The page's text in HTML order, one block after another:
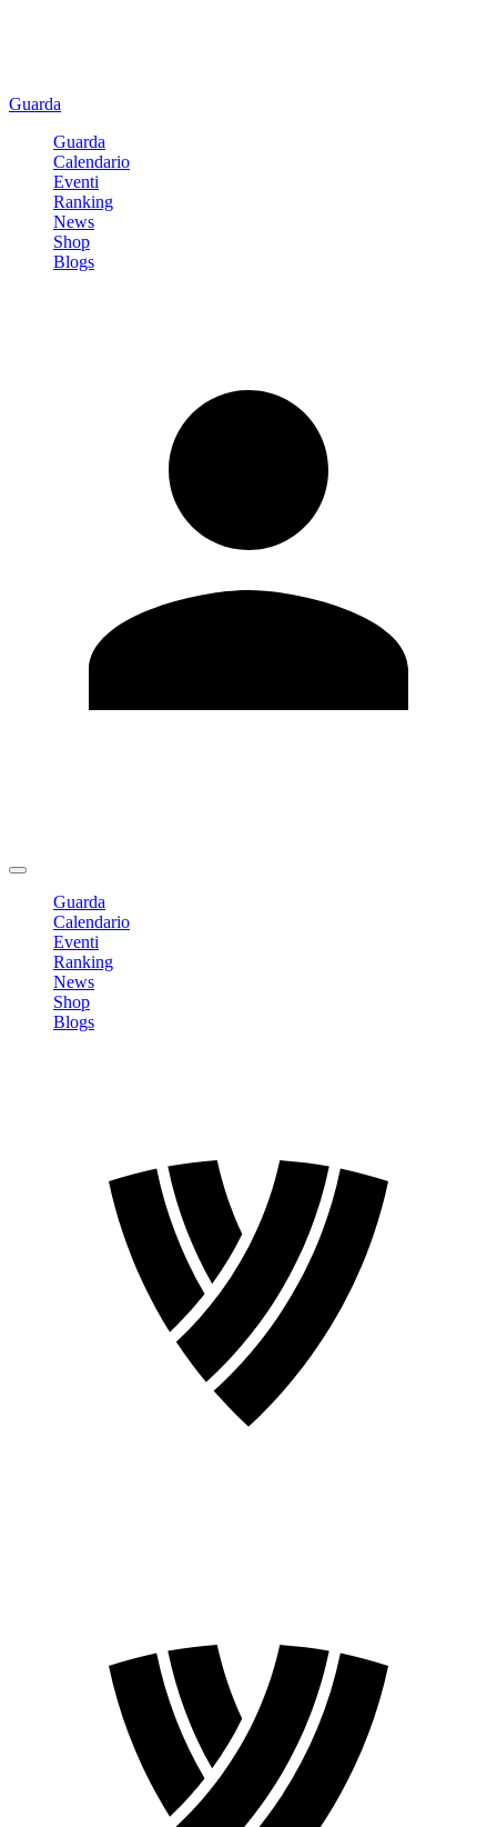
Guarda
Guarda
Calendario
Eventi
Ranking
News
Shop
Blogs
Guarda
Calendario
Eventi
Ranking
News
Shop
Blogs